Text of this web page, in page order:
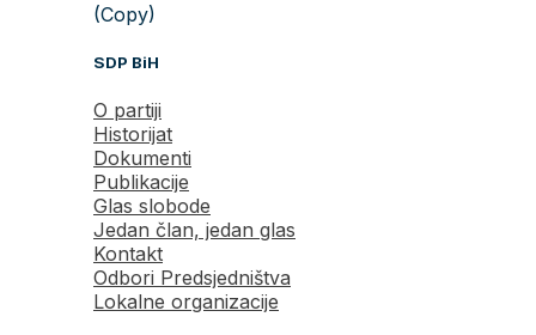
(Copy)
SDP BiH
O partiji
Historijat
Dokumenti
Publikacije
Glas slobode
Jedan član, jedan glas
Kontakt
Odbori Predsjedništva
Lokalne organizacije